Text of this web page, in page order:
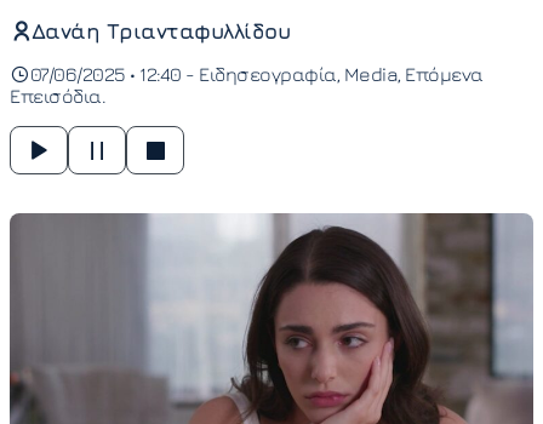
Δανάη Τριανταφυλλίδου
07/06/2025 • 12:40 - Ειδησεογραφία Media Επόμενα
Επεισόδια